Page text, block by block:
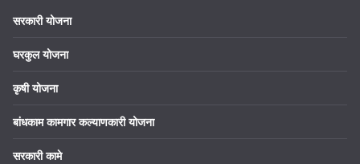
सरकारी योजना
घरकुल योजना
कृषी योजना
बांधकाम कामगार कल्याणकारी योजना
सरकारी कामे